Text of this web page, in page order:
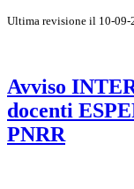
Ultima revisione il 10-09-
Avviso
docenti
PNRR